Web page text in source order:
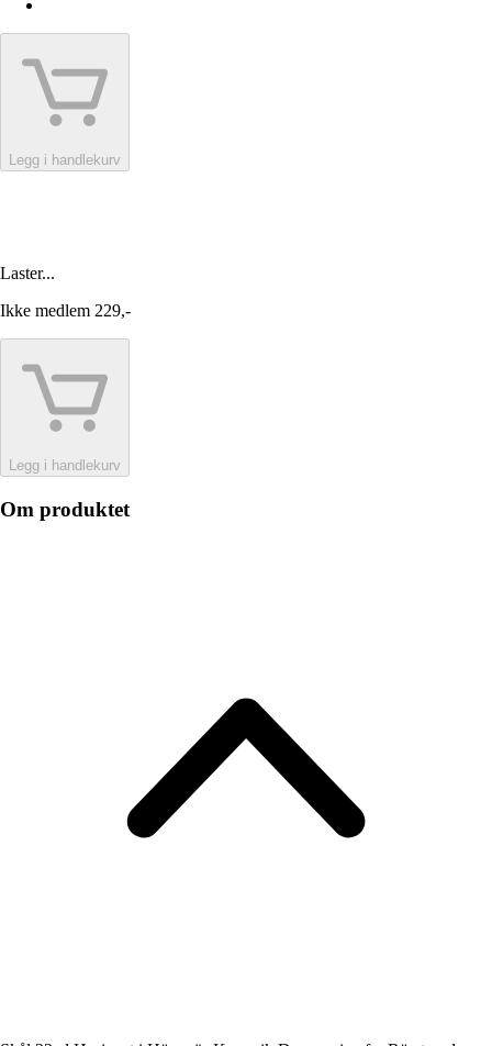
Legg i handlekurv
Laster...
Ikke medlem 229,-
Legg i handlekurv
Om produktet